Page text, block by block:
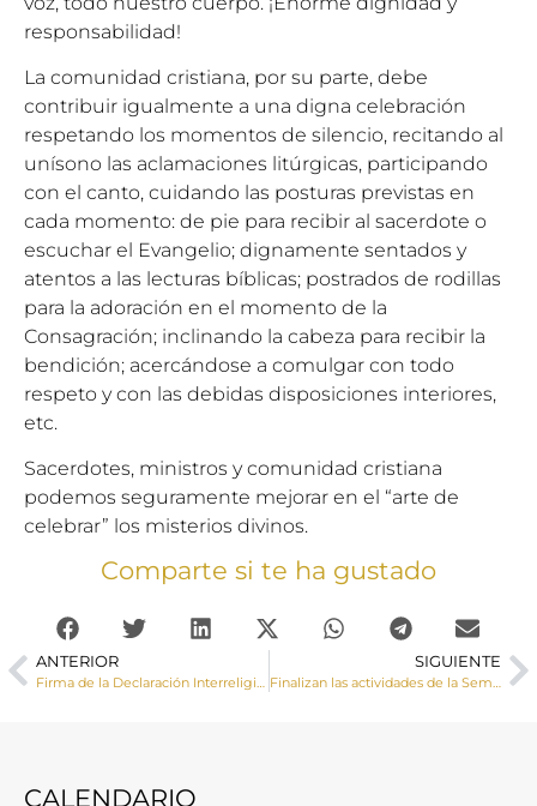
responsabilidad!
La comunidad cristiana, por su parte, debe
contribuir igualmente a una digna celebración
respetando los momentos de silencio, recitando al
unísono las aclamaciones litúrgicas, participando
con el canto, cuidando las posturas previstas en
cada momento: de pie para recibir al sacerdote o
escuchar el Evangelio; dignamente sentados y
atentos a las lecturas bíblicas; postrados de rodillas
para la adoración en el momento de la
Consagración; inclinando la cabeza para recibir la
bendición; acercándose a comulgar con todo
respeto y con las debidas disposiciones interiores,
etc.
Sacerdotes, ministros y comunidad cristiana
podemos seguramente mejorar en el “arte de
celebrar” los misterios divinos.
Comparte si te ha gustado
ANTERIOR
Firma de la Declaración Interreligiosa sobre la dignidad de la vida humana
SIGUIENTE
Finalizan las actividades de la Semana del Matrimonio
CALENDARIO